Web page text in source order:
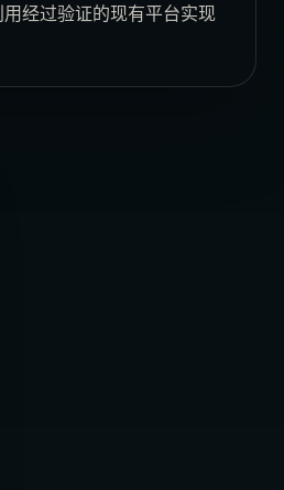
经过验证的现有平台实现